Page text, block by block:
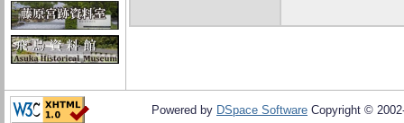
Powered by DSpace Software Copyright ©